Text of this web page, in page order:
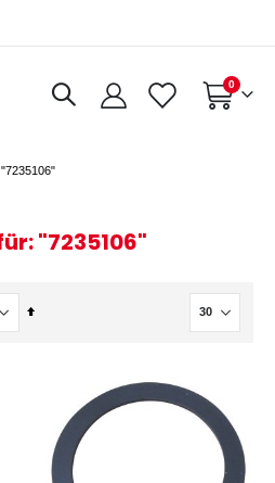
Warenkorb
0Artikel
"7235106"
In